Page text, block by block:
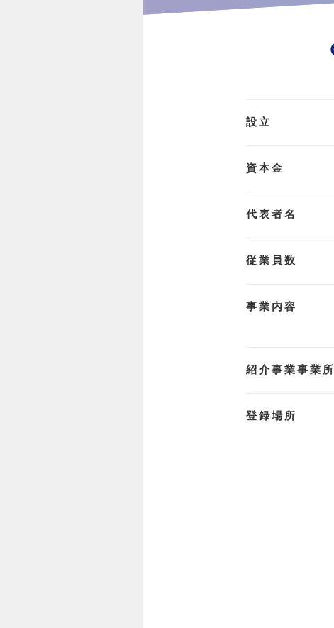
設立
資本金
代表者名
従業員数
事業内容
紹介事業事業所
登録場所